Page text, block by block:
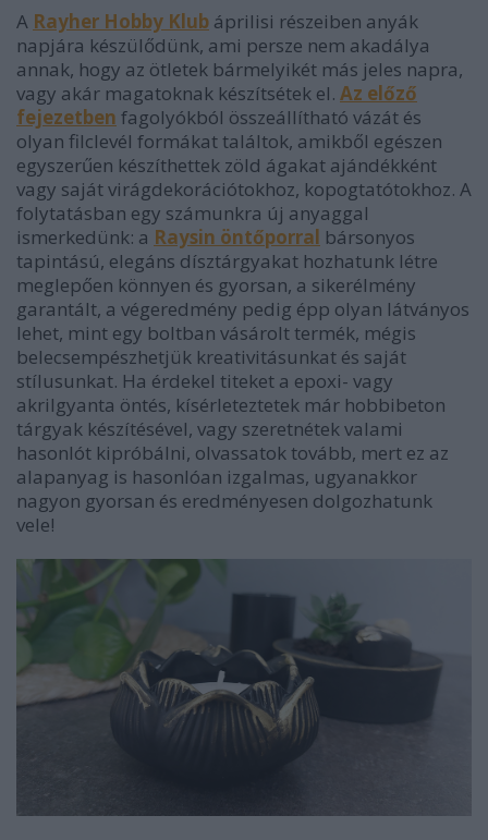
A Rayher Hobby Klub áprilisi részeiben anyák
napjára készülődünk, ami persze nem akadálya
annak, hogy az ötletek bármelyikét más jeles napra,
vagy akár magatoknak készítsétek el. Az előző
fejezetben fagolyókból összeállítható vázát és
olyan filclevél formákat találtok, amikből egészen
egyszerűen készíthettek zöld ágakat ajándékként
vagy saját virágdekorációtokhoz, kopogtatótokhoz. A
folytatásban egy számunkra új anyaggal
ismerkedünk: a Raysin öntőporral bársonyos
tapintású, elegáns dísztárgyakat hozhatunk létre
meglepően könnyen és gyorsan, a sikerélmény
garantált, a végeredmény pedig épp olyan látványos
lehet, mint egy boltban vásárolt termék, mégis
belecsempészhetjük kreativitásunkat és saját
stílusunkat. Ha érdekel titeket a epoxi- vagy
akrilgyanta öntés, kísérleteztetek már hobbibeton
tárgyak készítésével, vagy szeretnétek valami
hasonlót kipróbálni, olvassatok tovább, mert ez az
alapanyag is hasonlóan izgalmas, ugyanakkor
nagyon gyorsan és eredményesen dolgozhatunk
vele!